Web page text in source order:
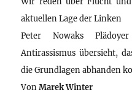
aktuellen Lage der Linken
Peter Nowaks
Antirassismus übersieht,
die Grundlagen abhanden
VonMarek Winter